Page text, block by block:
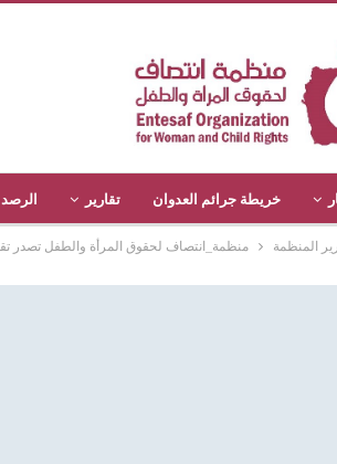
خريطة جرائم العدوان تقارير
المنظمة منظمة_انتصاف لحقوق المرأة والطفل تصدر